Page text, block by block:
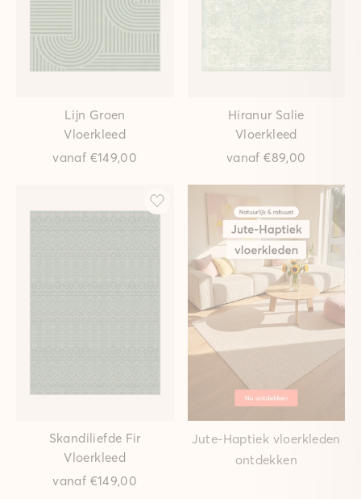
Lijn Groen
Vloerkleed
vanaf €149,00
Hiranur Salie
Vloerkleed
vanaf€89,00
Skandiliefde Fir
Vloerkleed
vanaf €149,00
Jute-Haptiek vloerkleden
ontdekken